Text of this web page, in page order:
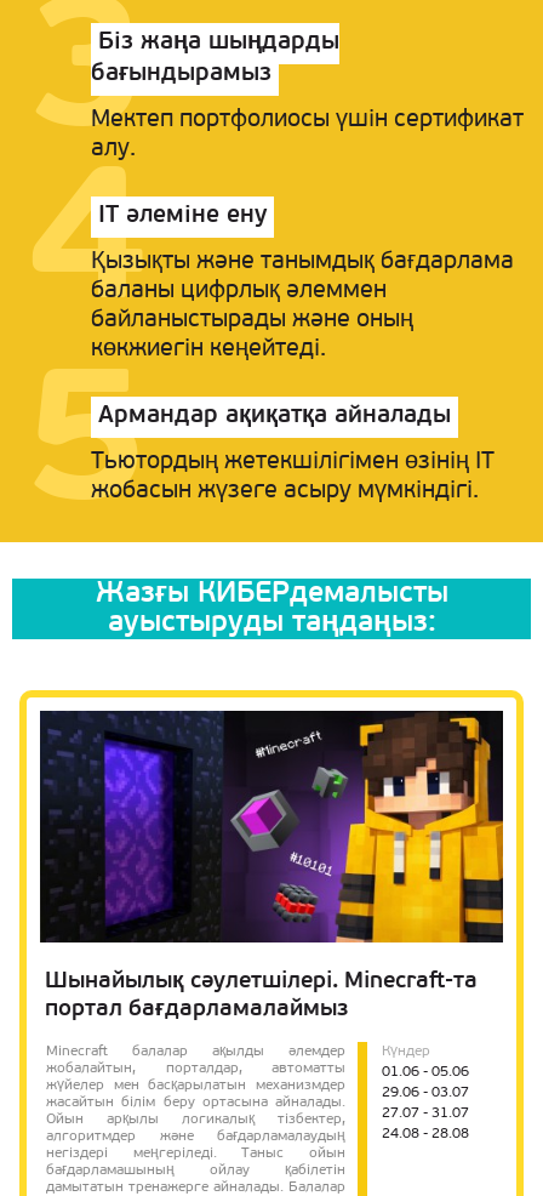
Біз жаңа шыңдарды
бағындырамыз
Мектеп портфолиосы үшін сертификат
алу.
IT әлеміне ену
Қызықты және танымдық бағдарлама
баланы цифрлық әлеммен
байланыстырады және оның
көкжиегін кеңейтеді.
Армандар ақиқатқа айналады
Тьютордың жетекшілігімен өзінің IT
жобасын жүзеге асыру мүмкіндігі.
Жазғы КИБЕРдемалысты
ауыстыруды таңдаңыз:
Шынайылық сәулетшілері. Minecraft-та
портал бағдарламалаймыз
Minecraft балалар ақылды әлемдер
жобалайтын, порталдар, автоматты
жүйелер мен басқарылатын механизмдер
жасайтын білім беру ортасына айналады.
Ойын арқылы логикалық тізбектер,
алгоритмдер және бағдарламалаудың
негіздері меңгеріледі. Таныс ойын
бағдарламашының ойлау қабілетін
дамытатын тренажерге айналады. Балалар
Күндер
01.06 - 05.06
29.06 - 03.07
27.07 - 31.07
24.08 - 28.08